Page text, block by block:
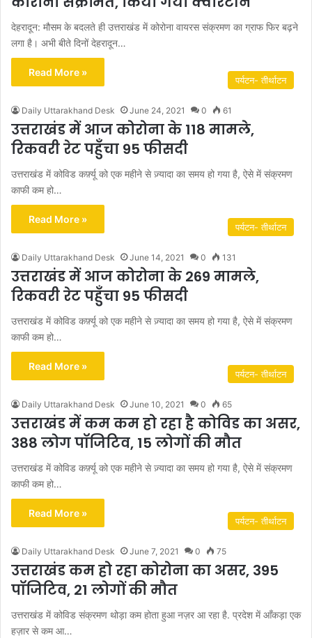
देहरादून: मौसम के बदलते ही उत्तराखंड में कोरोना वायरस संक्रमण का ग्राफ फिर बढ़ने
लगा है। अभी बीते दिनों देहरादून…
Read More »
पर्यटन- तीर्थाटन
Daily Uttarakhand Desk June 24, 2021 0 61
उत्तराखंड में आज कोरोना के 118 मामले,
रिकवरी रेट पहुँचा 95 फीसदी
उत्तराखंड में कोविड कर्फ़्यू को एक महीने से ज़्यादा का समय हो गया है, ऐसे में संक्रमण
काफी कम हो…
Read More »
पर्यटन- तीर्थाटन
Daily Uttarakhand Desk June 14, 2021 0 131
उत्तराखंड में आज कोरोना के 269 मामले,
रिकवरी रेट पहुँचा 95 फीसदी
उत्तराखंड में कोविड कर्फ़्यू को एक महीने से ज़्यादा का समय हो गया है, ऐसे में संक्रमण
काफी कम हो…
Read More »
पर्यटन- तीर्थाटन
Daily Uttarakhand Desk June 10, 2021 0 65
उत्तराखंड में कम कम हो रहा है कोविड का असर,
388 लोग पॉजिटिव, 15 लोगों की मौत
उत्तराखंड में कोविड कर्फ़्यू को एक महीने से ज़्यादा का समय हो गया है, ऐसे में संक्रमण
काफी कम हो…
Read More »
पर्यटन- तीर्थाटन
Daily Uttarakhand Desk June 7, 2021 0 75
उत्तराखंड कम हो रहा कोरोना का असर, 395
पॉजिटिव, 21 लोगों की मौत
उत्तराखंड में कोविड संक्रमण थोड़ा कम होता हुआ नज़र आ रहा है. प्रदेश में आँकड़ा एक
हज़ार से कम आ…